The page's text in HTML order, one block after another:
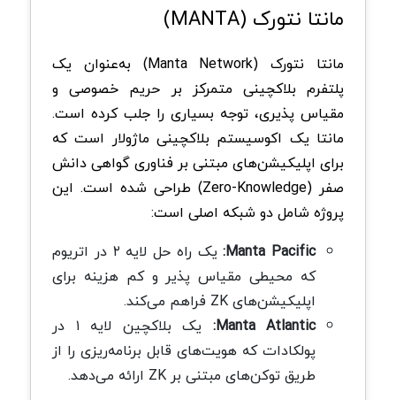
مانتا نتورک (MANTA)
مانتا نتورک (Manta Network) به‌عنوان یک
پلتفرم بلاکچینی متمرکز بر حریم خصوصی و
مقیاس پذیری، توجه بسیاری را جلب کرده است.
مانتا یک اکوسیستم بلاکچینی ماژولار است که
برای اپلیکیشن‌های مبتنی بر فناوری گواهی دانش
صفر (Zero-Knowledge) طراحی شده است. این
پروژه شامل دو شبکه اصلی است:
Manta Pacific:
یک راه‌ حل لایه ۲ در اتریوم
که محیطی مقیاس‌ پذیر و کم‌ هزینه برای
اپلیکیشن‌های ZK فراهم می‌کند.
Manta Atlantic:
یک بلاکچین لایه ۱ در
پولکادات که هویت‌های قابل برنامه‌ریزی را از
طریق توکن‌های مبتنی بر ZK ارائه می‌دهد.